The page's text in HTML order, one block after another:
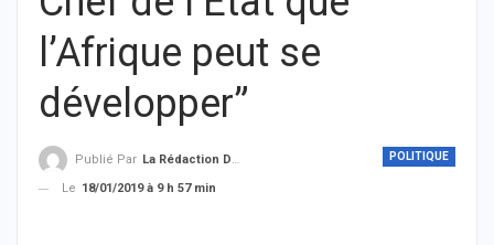
l’Afrique peut se
développer”
POLITIQUE
Publié Par La Rédaction De THIEYSENEGAL.com
Le 18/01/2019 à 9 h 57 min